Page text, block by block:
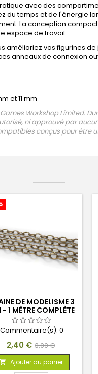
avec des
du temps et de l'énergie
La conception
espace de travail.
amélioriez vos figurines
anneaux de connexion
et 11 mm
Workshop Limited.
ni approuvé par
conçus pour être
DE MODELISME 3
1 MÈTRE COMPLÈTE
Commentaire(s): 0
Prix
2,40 € Prix
de
base
3,00 €
Ajouter au panier